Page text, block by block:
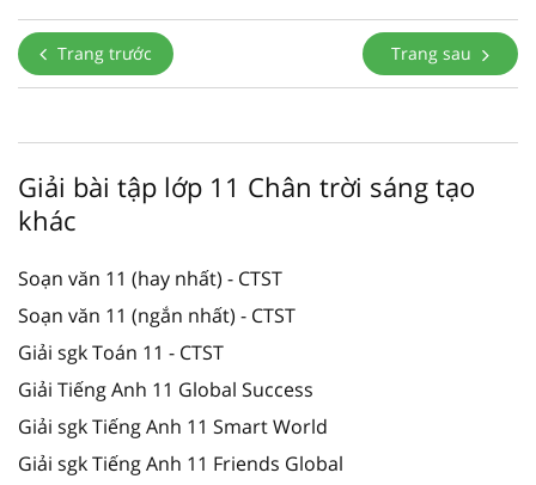
Trang trước Trang sau
Giải bài tập lớp 11 Chân trời sáng tạo
khác
Soạn văn 11 (hay nhất) - CTST
Soạn văn 11 (ngắn nhất) - CTST
Giải sgk Toán 11 - CTST
Giải Tiếng Anh 11 Global Success
Giải sgk Tiếng Anh 11 Smart World
Giải sgk Tiếng Anh 11 Friends Global